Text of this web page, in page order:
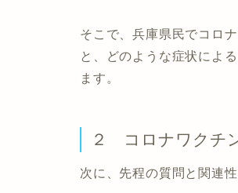
そこで、兵庫県民でコロ
と、どのような症状によ
ます。
２ コロナワクチ
次に、先程の質問と関連